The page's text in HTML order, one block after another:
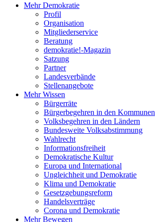
Mehr Demokratie
Profil
Organisation
Mitgliederservice
Beratung
demokratie!-Magazin
Satzung
Partner
Landesverbände
Stellenangebote
Mehr Wissen
Bürgerräte
Bürgerbegehren in den Kommunen
Volksbegehren in den Ländern
Bundesweite Volksabstimmung
Wahlrecht
Informationsfreiheit
Demokratische Kultur
Europa und International
Ungleichheit und Demokratie
Klima und Demokratie
Gesetzgebungsreform
Handelsverträge
Corona und Demokratie
Mehr Bewegen